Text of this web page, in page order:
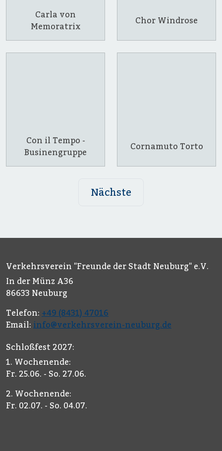
Carla von
Memoratrix
Chor Windrose
Con il Tempo -
Businengruppe
Cornamuto Torto
Nächste
Verkehrsverein "Freunde der Stadt Neuburg" e.V.
In der Münz A36
86633 Neuburg
Telefon: +49 (8431) 47016
Email: info@verkehrsverein-neuburg.de
Schloßfest 2027:
1. Wochenende:
Fr. 25.06. - So. 27.06.
2. Wochenende:
Fr. 02.07. - So. 04.07.